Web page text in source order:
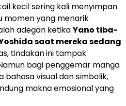
kecil sering kali menyimpan
momen yang menarik
adegan ketikaYano tiba-
saat mereka sedang
tindakan ini tampak
bagi penggemar manga
visual dan simbolik,
makna emosional yang